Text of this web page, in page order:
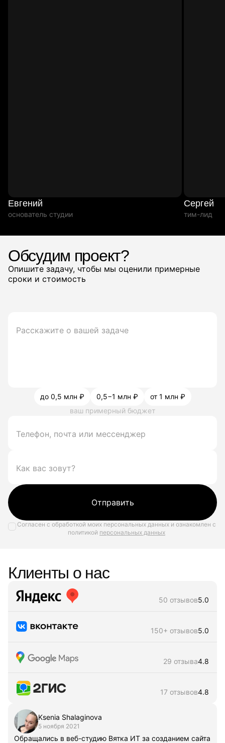
Евгений
основатель студии
Сергей
тим-лид
Обсудим проект?
Опишите задачу, чтобы мы оценили примерные
сроки и стоимость
до 0,5 млн ₽ 0,5−1 млн ₽
от 1 млн ₽
ваш примерный бюджет
Отправить
Согласен с обработкой моих персональных данных и ознакомлен с
политикой персональных данных
Клиенты о нас
50 отзывов5.0
150+ отзывов5.0
29 отзыва4.8
17 отзывов4.8
Ksenia Shalaginova
5 ноября 2021
Обращались в веб-студию Вятка ИТ за созданием сайта